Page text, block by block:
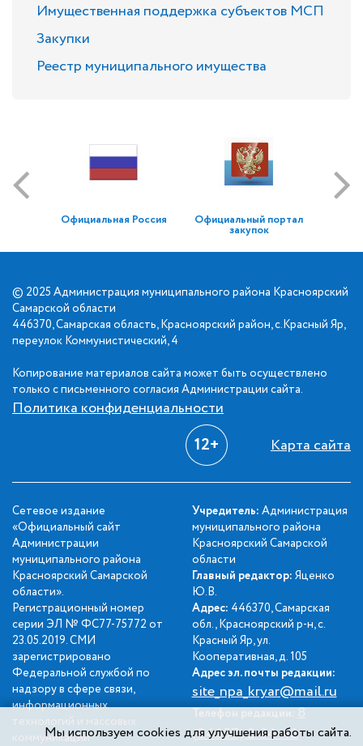
Имущественная поддержка субъектов МСП
Закупки
Реестр муниципального имущества
Официальная Россия Официальный портал
закупок
© 2025 Администрация муниципального района Красноярский
Самарской области
446370, Самарская область, Красноярский район, с.Красный Яр,
переулок Коммунистический, 4
Копирование материалов сайта может быть осуществлено
только с письменного согласия Администрации сайта.
Политика конфиденциальности
12+ Карта сайта
Сетевое издание
«Официальный сайт
Администрации
муниципального района
Красноярский Самарской
области».
Регистрационный номер
серии ЭЛ № ФС77-75772 от
23.05.2019. СМИ
зарегистрировано
Федеральной службой по
надзору в сфере связи,
информационных
технологий и массовых
коммуникаций
Учредитель: Администрация
муниципального района
Красноярский Самарской
области
Главный редактор: Яценко
Ю.В.
Адрес: 446370, Самарская
обл., Красноярский р-н, с.
Красный Яр, ул.
Кооперативная, д. 105
Адрес эл. почты редакции:
site_npa_kryar@mail.ru
Телефон редакции: 8
(84657) 2-34-42
Мы используем cookies для улучшения работы сайта.